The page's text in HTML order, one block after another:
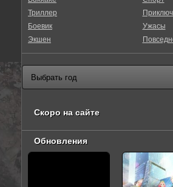
Триллер
Боевик
Экшен
Ужасы
Скоро на сайте
Обновления